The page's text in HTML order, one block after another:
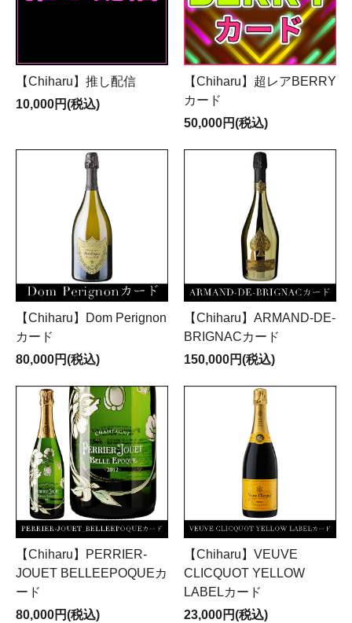
【Chiharu】推し配信
10,000円(税込)
【Chiharu】超レアBERRY
カード
50,000円(税込)
【Chiharu】Dom Perignon
カード
80,000円(税込)
【Chiharu】ARMAND-DE-
BRIGNACカード
150,000円(税込)
【Chiharu】PERRIER-
JOUET BELLEEPOQUEカ
ード
80,000円(税込)
【Chiharu】VEUVE
CLICQUOT YELLOW
LABELカード
23,000円(税込)